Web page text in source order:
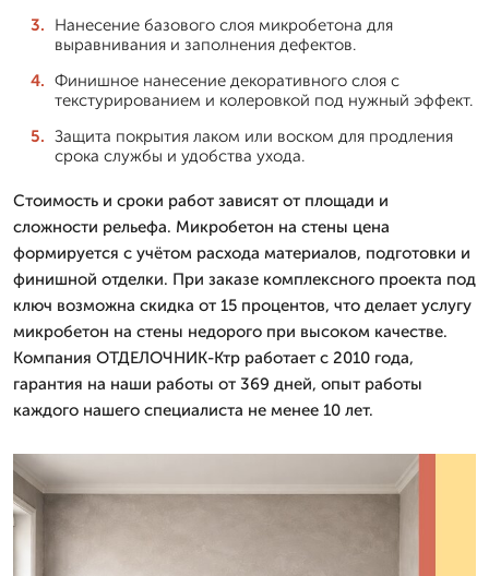
Нанесение базового слоя микробетона для
выравнивания и заполнения дефектов.
Финишное нанесение декоративного слоя с
текстурированием и колеровкой под нужный эффект.
Защита покрытия лаком или воском для продления
срока службы и удобства ухода.
Стоимость и сроки работ зависят от площади и
сложности рельефа. Микробетон на стены цена
формируется с учётом расхода материалов, подготовки и
финишной отделки. При заказе комплексного проекта под
ключ возможна скидка от 15 процентов, что делает услугу
микробетон на стены недорого при высоком качестве.
Компания ОТДЕЛОЧНИК-Ктр работает с 2010 года,
гарантия на наши работы от 369 дней, опыт работы
каждого нашего специалиста не менее 10 лет.